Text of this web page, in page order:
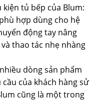
tủ bếp của Blum:
phù hợp dùng cho hệ
động tay nâng
thao tác nhẹ nhàng
dòng sản phẩm
của khách hàng sử
cũng là một trong